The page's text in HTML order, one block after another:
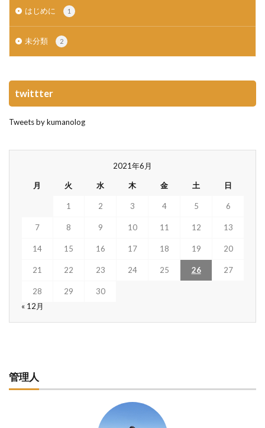
はじめに 1
未分類 2
twittter
Tweets by kumanolog
2021年6月
月 火 水 木 金 土 日
1 2 3 4 5 6
7 8 9 10 11 12 13
14 15 16 17 18 19 20
21 22 23 24 25 26 27
28 29
30
« 12月
管理人